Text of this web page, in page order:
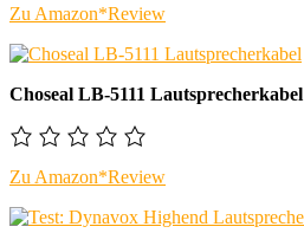
Zu Amazon*Review
Choseal LB-5111 Lautsprecherkabel
Zu Amazon*Review